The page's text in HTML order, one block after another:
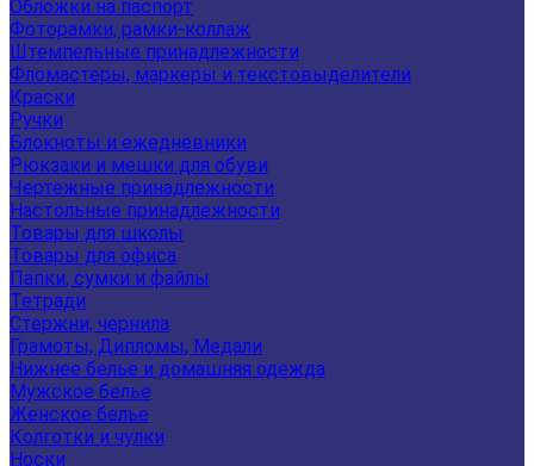
Обложки на паспорт
Фоторамки, рамки-коллаж
Штемпельные принадлежности
Фломастеры, маркеры и текстовыделители
Краски
Ручки
Блокноты и ежедневники
Рюкзаки и мешки для обуви
Чертежные принадлежности
Настольные принадлежности
Товары для школы
Товары для офиса
Папки, сумки и файлы
Тетради
Стержни, чернила
Грамоты, Дипломы, Медали
Нижнее белье и домашняя одежда
Мужское белье
Женское белье
Колготки и чулки
Носки